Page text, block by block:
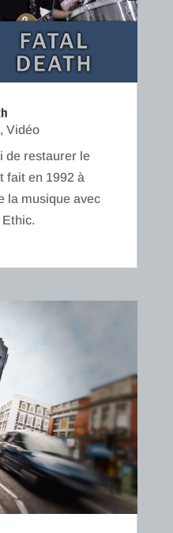
, Vidéo
de restaurer le
fait en 1992 à
la musique avec